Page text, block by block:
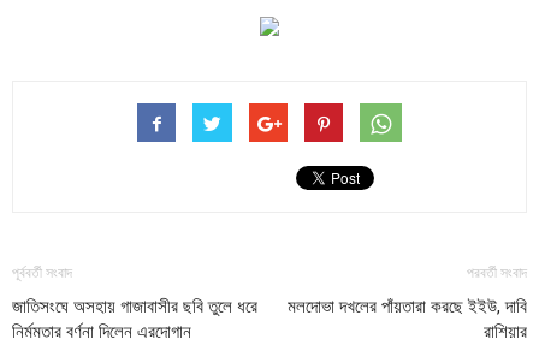
পূর্ববর্তী সংবাদ
জাতিসংঘে অসহায় গাজাবাসীর ছবি তুলে ধরে
নির্মমতার বর্ণনা দিলেন এরদোগান
পরবর্তী সংবাদ
মলদোভা দখলের পাঁয়তারা করছে ইইউ, দাবি
রাশিয়ার